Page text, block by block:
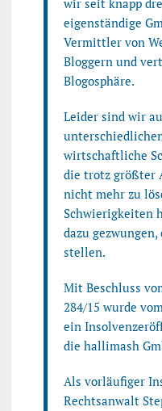
wir seit knapp
eigenständige
Vermittler von
Bloggern und
Blogosphäre.
Leider sind wir
wirtschaftliche
die trotz größter
nicht mehr zu
Schwierigkeiten
dazu
stellen.
Mit Beschluss
284/15 wurde
ein
die hallimash
Als vorläufiger
Rechtsanwalt